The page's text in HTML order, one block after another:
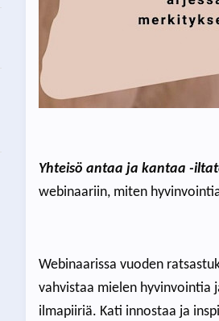
Yhteisö antaa ja kantaa -
webinaariin, miten
Webinaarissa vuoden
vahvistaa mielen hyvinvointia
ilmapiiriä. Kati innostaa ja